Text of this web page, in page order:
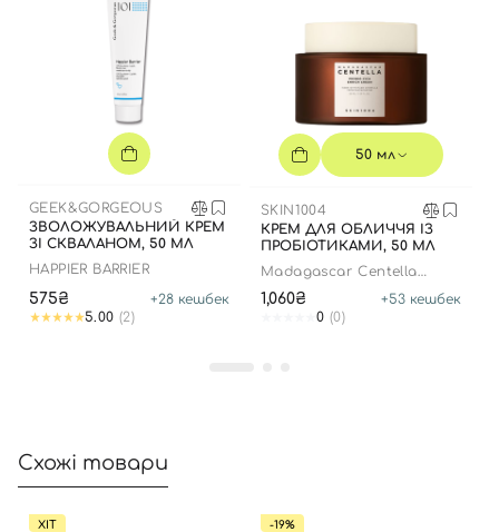
GEEK&GORGEOUS
ЗВОЛОЖУВАЛЬНИЙ КРЕМ
ЗІ СКВАЛАНОМ, 50 МЛ
HAPPIER BARRIER
575₴ +28 кешбек
5.00 (2)
50 мл
SKIN1004
КРЕМ ДЛЯ ОБЛИЧЧЯ ІЗ
ПРОБІОТИКАМИ, 50 МЛ
Madagascar Centella
1,060₴ +53 кешбек
0 (0)
Схожі товари
ХІТ
-19%
Вхід Реєстрація
Номер телефону
приймаєте умови
Угоди користувача